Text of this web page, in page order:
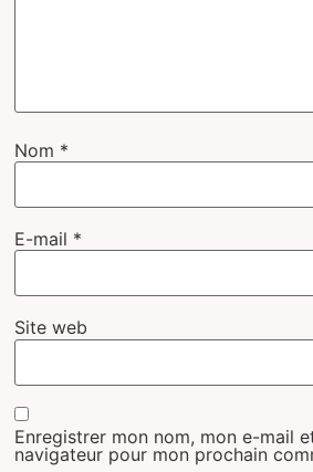
Nom *
E-mail *
Site web
Enregistrer mon nom, mon e-mail
navigateur pour mon prochain